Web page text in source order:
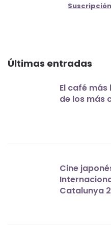
Últimas entradas
El café
de los más
Cine
Catalunya